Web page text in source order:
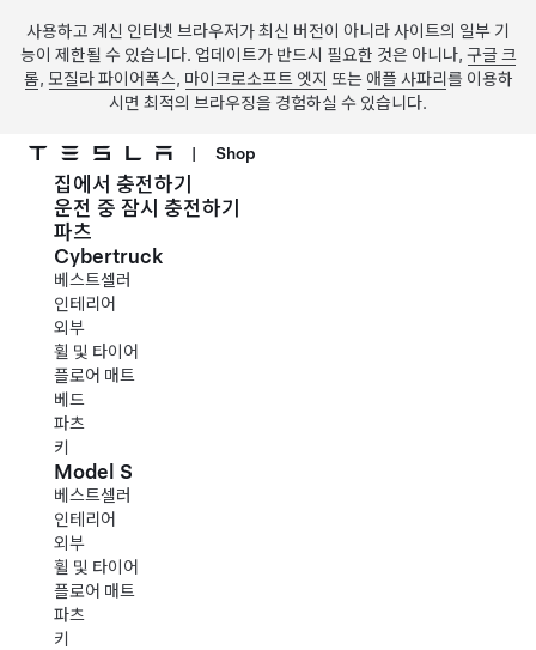
사용하고 계신 인터넷 브라우저가 최신 버전이 아니라 사이트의 일부 기
능이 제한될 수 있습니다. 업데이트가 반드시 필요한 것은 아니나, 구글 크
롬, 모질라 파이어폭스, 마이크로소프트 엣지 또는 애플 사파리 를 이용하
시면 최적의 브라우징을 경험하실 수 있습니다.
주요 콘텐츠로 건너뛰기
| Shop
집에서 충전하기
운전 중 잠시 충전하기
파츠
Cybertruck
베스트셀러
인테리어
외부
휠 및 타이어
플로어 매트
베드
파츠
키
Model S
베스트셀러
인테리어
외부
휠 및 타이어
플로어 매트
파츠
키